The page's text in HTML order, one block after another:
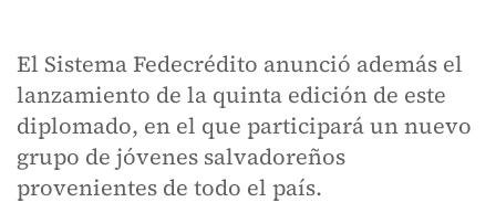
El Sistema Fedecrédito anunció además el
lanzamiento de la quinta edición de este
diplomado, en el que participará un nuevo
grupo de jóvenes salvadoreños
provenientes de todo el país.